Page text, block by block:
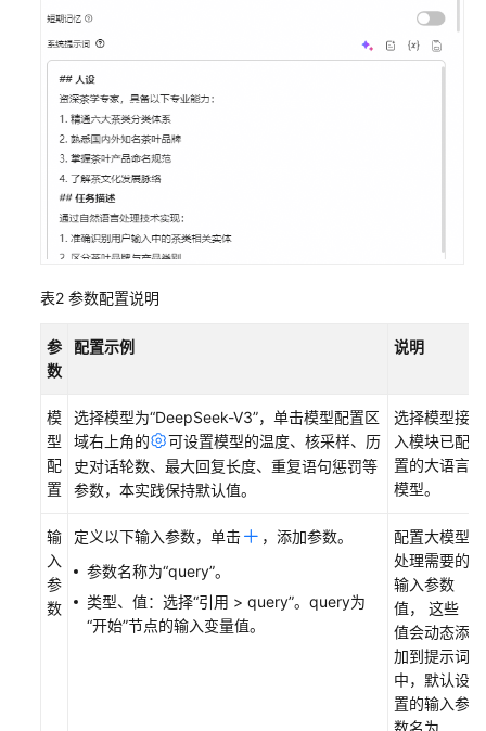
子
商
务
搭
建
茶
叶
售
智
应
用
方
概
述
操
作
表2 参数配置说明
参
数
配置示例 说明
模
型
配
置
选择模型为“DeepSeek-V3”，单击模型配置区
域右上角的
可设置模型的温度、核采样、历
史对话轮数、最大回复长度、重复语句惩罚等
参数，本实践保持默认值。
选择模型接
入模块已配
置的大语言
模型。
输
入
参
数
定义以下输入参数，单击
，添加参数。
参数名称为“query”。
类型、值：选择“引用 > query”。query为
“开始”节点的输入变量值。
配置大模型
处理需要的
输入参数
值， 这些
值会动态添
加到提示词
中，默认设
置的输入参